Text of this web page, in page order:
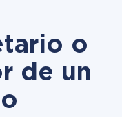
o
de un